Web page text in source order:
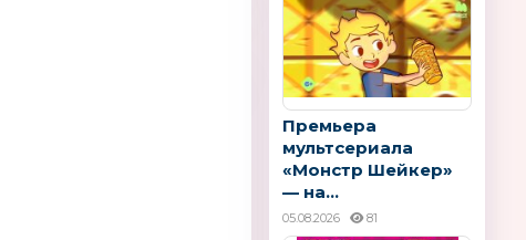
Премьера
мультсериала
«Монстр Шейкер»
— на...
05.08.2026 81